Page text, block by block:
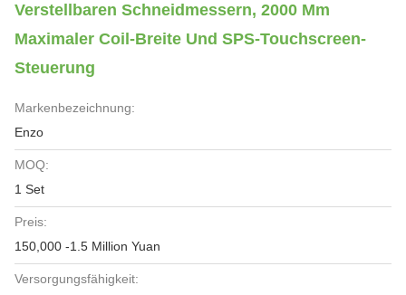
Verstellbaren Schneidmessern, 2000 Mm
Maximaler Coil-Breite Und SPS-Touchscreen-
Steuerung
Markenbezeichnung:
Enzo
MOQ:
1 Set
Preis:
150,000 -1.5 Million Yuan
Versorgungsfähigkeit: